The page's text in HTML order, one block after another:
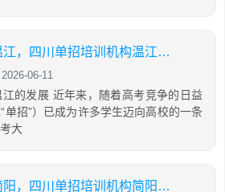
四川单招培训机构温江，四川单招培训机构温江有哪些
06-11
的发展 近年来，随着高考竞争的日益
单招”）已成为许多学生迈向高校的一条
大
四川单招培训机构简阳，四川单招培训机构简阳地址